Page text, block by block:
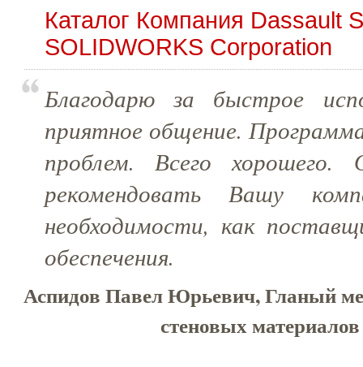
Каталог Компания Dassault
SOLIDWORKS Corporation
Благодарю за быстрое
приятное общение.
проблем. Всего хорошего.
рекомендовать Вашу
необходимости, как
обеспечения.
Аспидов Павел Юрьевич, Гланый
стеновых